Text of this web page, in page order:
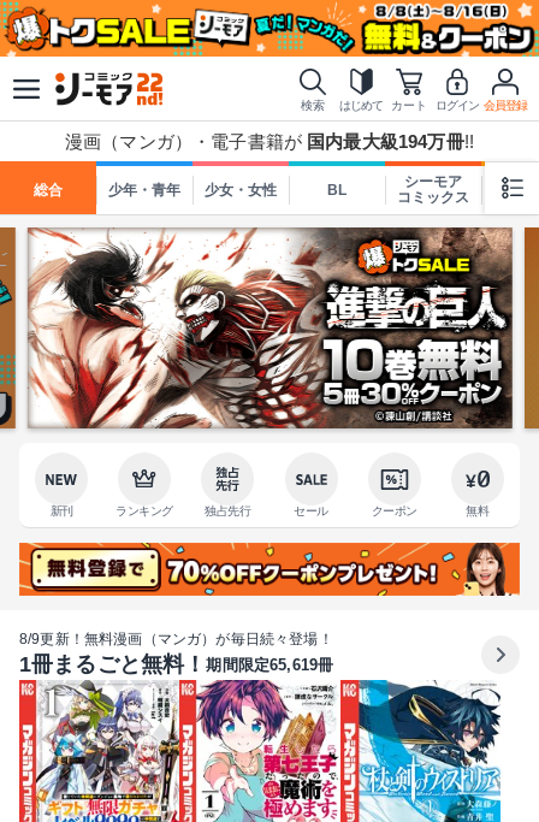
検索 はじめて カート ログイン 会員登録
漫画（マンガ）・電子書籍が 国内最大級194万冊!!
総合 少年・青年 少女・女性 BL
シーモア
コミックス
TL
新刊 ランキング 独占先行 セール クーポン 無料
8/9更新！無料漫画（マンガ）が毎日続々登場！
1冊まるごと無料！期間限定65,619冊